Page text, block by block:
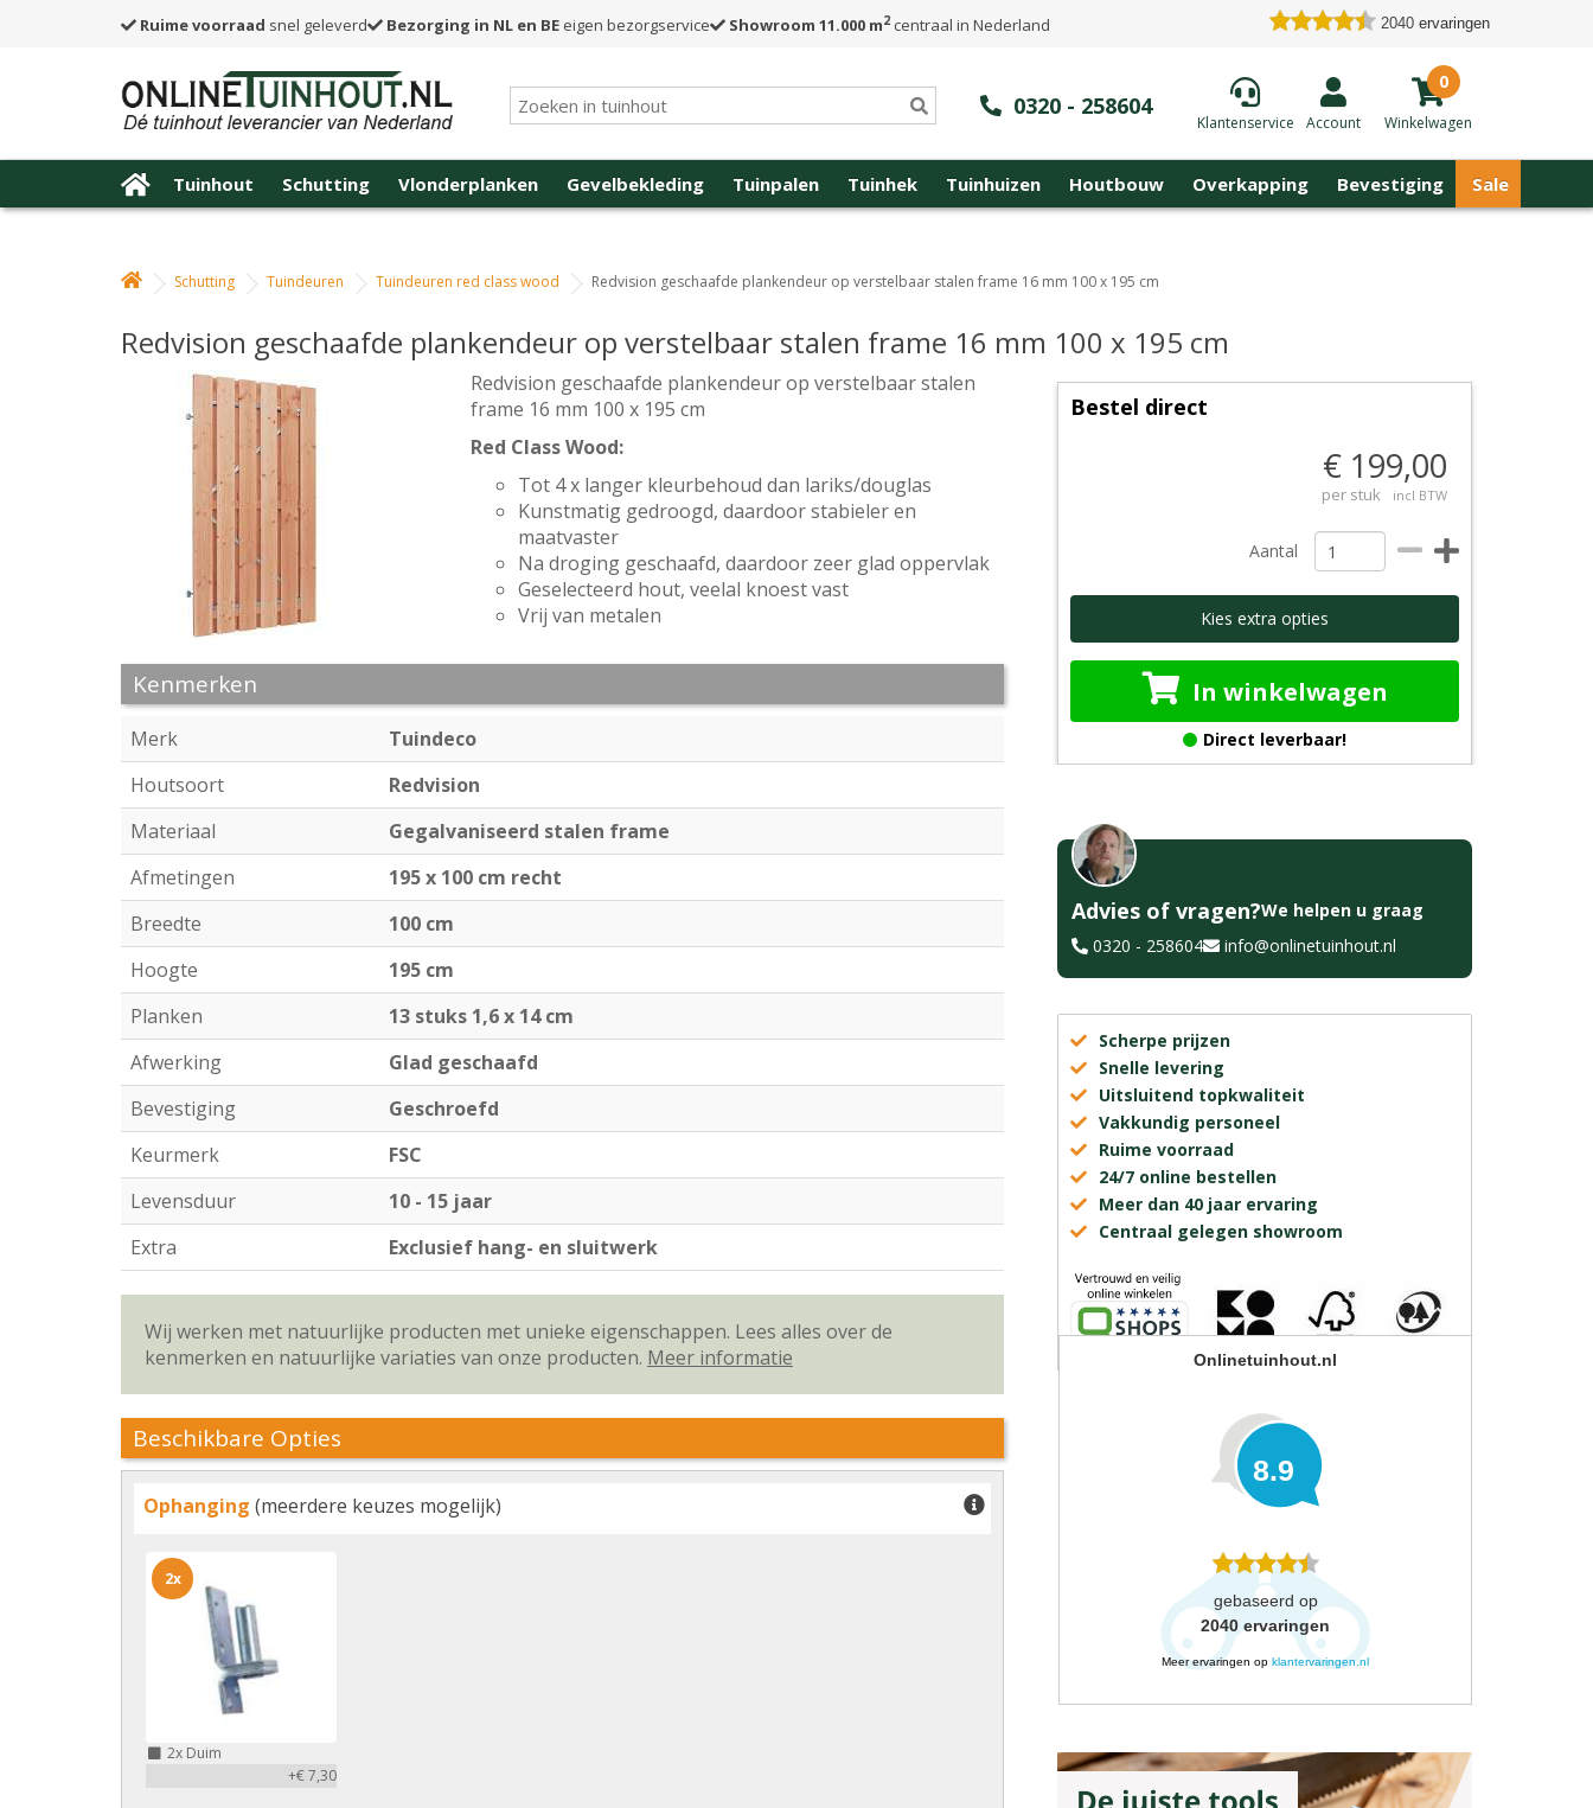
Ruime voorraad snel geleverd Bezorging in NL en BE eigen bezorgservice Showroom 11.000 m2centraal in Nederland 2040 ervaringen
0320 - 258604
Klantenservice Account
0
Winkelwagen
Tuinhout Schutting Vlonderplanken Gevelbekleding Tuinpalen Tuinhek Tuinhuizen Houtbouw Overkapping Bevestiging Sale
Schutting Tuindeuren Tuindeuren red class wood Redvision geschaafde plankendeur op verstelbaar stalen frame 16 mm 100 x 195 cm
Redvision geschaafde plankendeur op verstelbaar stalen frame 16 mm 100 x 195 cm
Redvision geschaafde plankendeur op verstelbaar stalen
frame 16 mm 100 x 195 cm
Red Class Wood:
Tot 4 x langer kleurbehoud dan lariks/douglas
Kunstmatig gedroogd, daardoor stabieler en
maatvaster
Na droging geschaafd, daardoor zeer glad oppervlak
Geselecteerd hout, veelal knoest vast
Vrij van metalen
Kenmerken
Merk
Tuindeco
Houtsoort
Redvision
Materiaal
Gegalvaniseerd stalen frame
Afmetingen
195 x 100 cm recht
Breedte
100 cm
Hoogte
195 cm
Planken
13 stuks 1,6 x 14 cm
Afwerking
Glad geschaafd
Bevestiging
Geschroefd
Keurmerk
FSC
Levensduur
10 - 15 jaar
Extra
Exclusief hang- en sluitwerk
Wij werken met natuurlijke producten met unieke eigenschappen. Lees alles over de
kenmerken en natuurlijke variaties van onze producten. Meer informatie
Beschikbare Opties
Ophanging (meerdere keuzes mogelijk)
2x Duim
+€ 7,30
2x
Bestel direct
€ 199,00
per stuk incl BTW
Aantal
Kies extra opties
In winkelwagen
Direct leverbaar!
Advies of vragen?We helpen u graag
0320 - 258604
info@onlinetuinhout.nl
Scherpe prijzen
Snelle levering
Uitsluitend topkwaliteit
Vakkundig personeel
Ruime voorraad
24/7 online bestellen
Meer dan 40 jaar ervaring
Centraal gelegen showroom
Onlinetuinhout.nl
8.9
gebaseerd op
2040 ervaringen
Meer ervaringen op klantervaringen.nl